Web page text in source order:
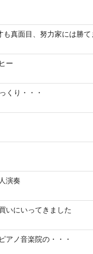
真面目、努力家には勝て
ー
くり・・・
演奏
いにいってきました
アノ音楽院の・・・